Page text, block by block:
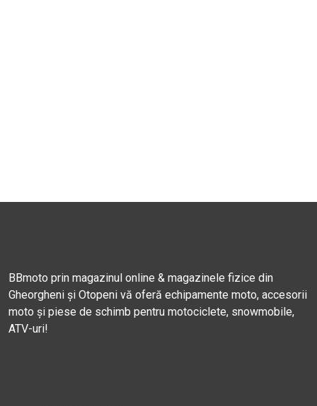
BBmoto prin magazinul online & magazinele fizice din
Gheorgheni și Otopeni vă oferă echipamente moto, accesorii
moto și piese de schimb pentru motociclete, snowmobile,
ATV-uri!